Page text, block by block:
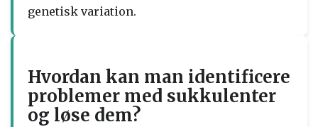
genetisk variation.
Hvordan kan man identificere
problemer med sukkulenter
og løse dem?